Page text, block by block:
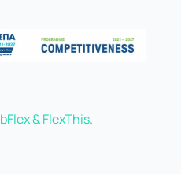
bFlex & FlexThis.